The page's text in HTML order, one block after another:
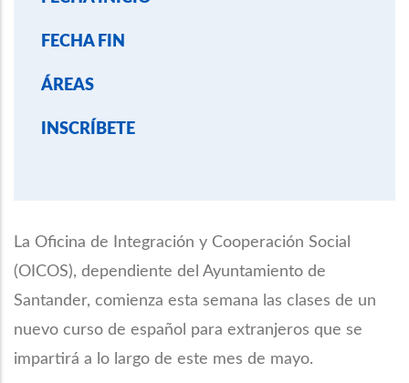
FECHA FIN
ÁREAS
INSCRÍBETE
La Oficina de Integración y Cooperación Social
(OICOS), dependiente del Ayuntamiento de
Santander, comienza esta semana las clases de un
nuevo curso de español para extranjeros que se
impartirá a lo largo de este mes de mayo.